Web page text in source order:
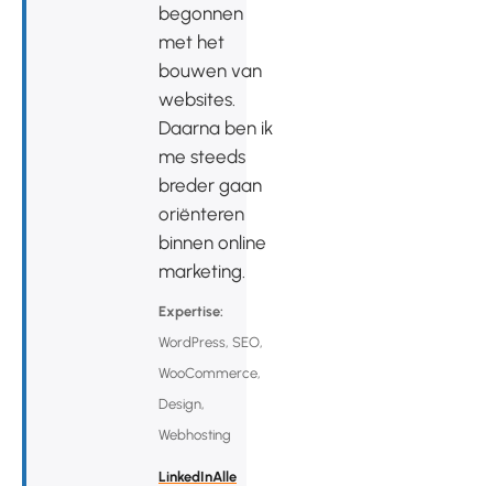
begonnen
met het
bouwen van
websites.
Daarna ben ik
me steeds
breder gaan
oriënteren
binnen online
marketing.
Expertise:
WordPress, SEO,
WooCommerce,
Design,
Webhosting
LinkedInAlle